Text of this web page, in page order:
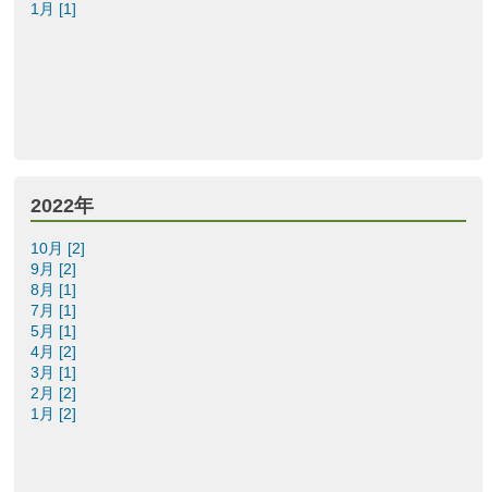
1月 [1]
2022年
10月 [2]
9月 [2]
8月 [1]
7月 [1]
5月 [1]
4月 [2]
3月 [1]
2月 [2]
1月 [2]